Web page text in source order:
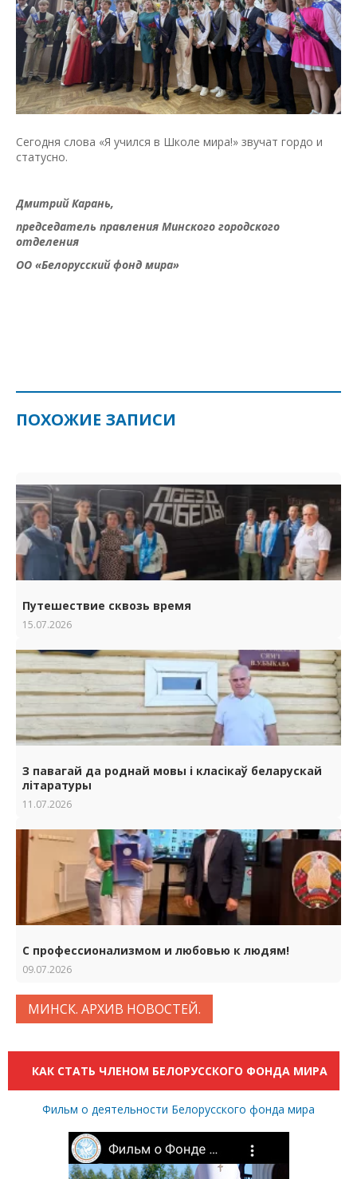
Сегодня слова «Я учился в Школе мира!» звучат гордо и
статусно.
Дмитрий Карань,
председатель правления Минского городского
отделения
ОО «Белорусский фонд мира»
ПОХОЖИЕ ЗАПИСИ
Путешествие сквозь время
15.07.2026
З павагай да роднай мовы i класiкаў беларускай
лiтаратуры
11.07.2026
С профессионализмом и любовью к людям!
09.07.2026
МИНСК. АРХИВ НОВОСТЕЙ.
КАК СТАТЬ ЧЛЕНОМ БЕЛОРУССКОГО ФОНДА МИРА
Фильм о деятельности Белорусского фонда мира